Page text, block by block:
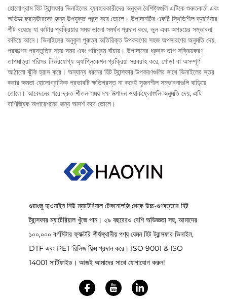
হোলোগ্রাম হিট ট্রান্সফার ভিনাইলের ব্যবহারকারীদের অনুকূল বৈশিষ্ট্যগুলি এটিকে শুরুতকর্তা এবং
অভিজ্ঞ ক্রাফটারদের জন্য উপযুক্ত পছন্দ করে তোলে। উপাদানটির একটি স্থিতিশীল ক্যারিয়ার
শীট রয়েছে যা কাটার প্রক্রিয়ার সময় ভালো সমর্থন প্রদান করে, ভুল এবং অপচয়ের সম্ভাবনা
কমিয়ে আনে। ভিনাইলের অনুকূল পুরুত্ব অতিরিক্ত উপকরণের সহজ অপসারণের অনুমতি দেয়,
প্রকল্পের প্রস্তুতির সময় সময় এবং পরিশ্রম বাঁচায়। উপাদানের ধ্রুবক তাপ সক্রিয়করণ
তাপমাত্রা পরিসর নির্ভরযোগ্য অ্যাপ্লিকেশন প্রক্রিয়া সরবরাহ করে, পোড়া বা অসম্পূর্ণ
আঠালো ঝুঁকি হ্রাস করে। অন্যান্য ধরনের হিট ট্রান্সফার উপকরণগুলির সাথে ভিনাইলের স্তর
করার ক্ষমতা হোলোগ্রাফিক প্রভাবটি ক্ষতিগ্রস্ত না করেই সৃজনশীল সম্ভাবনাগুলি বাড়িয়ে
তোলে। আবেদনের পরে দ্রুত শীতল সময় দক্ষ উত্পাদন ওয়ার্কফ্লোগুলি অনুমতি দেয়, এটি
বাণিজ্যিক অপারেশনের জন্য আদর্শ করে তোলে।
গুয়াংজু হাওয়াইন নিউ ম্যাটেরিয়াল টেকনোলজি থেকে উচ্চ-গুণবত্তার হিট
ট্রান্সফার ম্যাটেরিয়াল খুঁজে পান। ২৯ বছরেরও বেশি অভিজ্ঞতা সহ, আমাদের
১০০,০০০ বর্গমিটার ফ্যাক্টরি শীর্ষস্থানীয় পণ্য যেমন হিট ট্রান্সফার ভিনাইল,
DTF এবং PET রিলিজ ফিল্ম প্রদান করে। ISO 9001 & ISO
14001 সার্টিফাইড। আজই আমাদের সাথে যোগাযোগ করুন!